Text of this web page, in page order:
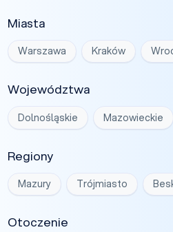
Miasta
Warszawa Kraków
Województwa
Dolnośląskie Mazowieckie
Regiony
Mazury Trójmiasto
Otoczenie